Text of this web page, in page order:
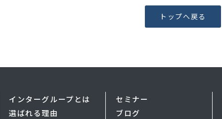
トップへ戻る
インターグループとは
選ばれる理由
セミナー
ブログ